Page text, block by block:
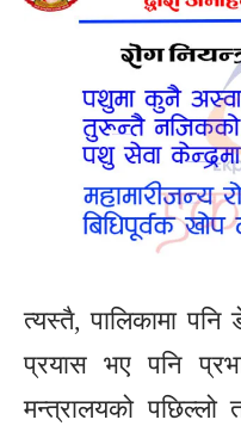
त्यस्तै, पालिकामा
प्रयास भए पनि
मन्त्रालयको